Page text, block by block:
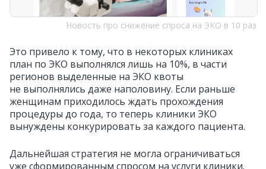
Новость про снижение спроса на ЭКО в 10 раз
Это привело к тому, что в некоторых клиниках
план по ЭКО выполнялся лишь на 10%, в части
регионов выделенные на ЭКО квоты
не выполнялись даже наполовину. Если раньше
женщинам приходилось ждать прохождения
процедуры до года, то теперь клиники ЭКО
вынуждены конкурировать за каждого пациента.
Дальнейшая стратегия не могла ограничиваться
уже сформированным спросом на услуги клиники.